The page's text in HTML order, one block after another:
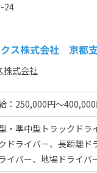
24
ス株式会社 京都
株式会社
：250,000円〜
・準中型トラックドラ
ドライバー、長距離ド
イバー、地場ドライバ